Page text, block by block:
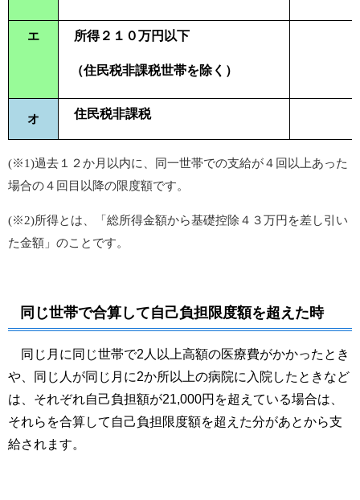
エ 所得２１０万円以下
（住民税非課税世帯を除く）
オ 住民税非課税
(※1)過去１２か月以内に、同一世帯での支給が４回以上あった
場合の４回目以降の限度額です。
(※2)所得とは、「総所得金額から基礎控除４３万円を差し引い
た金額」のことです。
同じ世帯で合算して自己負担限度額を超えた時
同じ月に同じ世帯で2人以上高額の医療費がかかったとき
や、同じ人が同じ月に2か所以上の病院に入院したときなど
は、それぞれ自己負担額が21,000円を超えている場合は、
それらを合算して自己負担限度額を超えた分があとから支
給されます。